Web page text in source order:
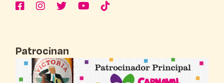
Patrocinan